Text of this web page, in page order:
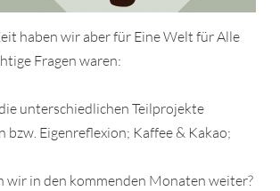
haben wir aber für Eine Welt für Alle
Fragen waren:
unterschiedlichen Teilprojekte
bzw. Eigenreflexion; Kaffee & Kakao;
wir in den kommenden Monaten weiter?